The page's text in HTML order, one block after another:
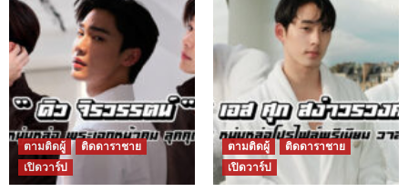
ตามติดผู้
ติดดาราชาย
เปิดวาร์ป
ตามติดผู้
ติดดาราชาย
เปิดวาร์ป